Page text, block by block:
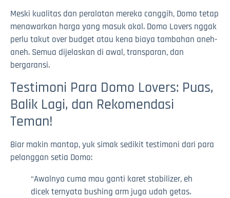
Meski kualitas dan peralatan mereka canggih, Domo tetap
menawarkan harga yang masuk akal. Domo Lovers nggak
perlu takut over budget atau kena biaya tambahan aneh-
aneh. Semua dijelaskan di awal, transparan, dan
bergaransi.
Testimoni Para Domo Lovers: Puas,
Balik Lagi, dan Rekomendasi
Teman!
Biar makin mantap, yuk simak sedikit testimoni dari para
pelanggan setia Domo:
“Awalnya cuma mau ganti karet stabilizer, eh
dicek ternyata bushing arm juga udah getas.